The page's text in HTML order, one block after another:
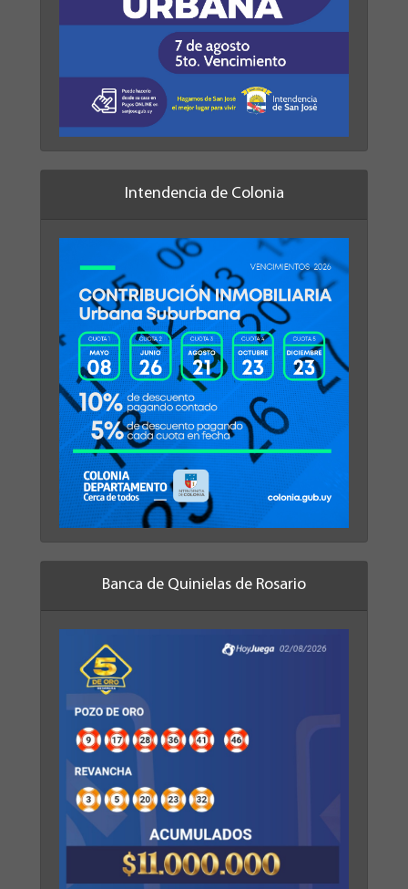
Intendencia de Colonia
Banca de Quinielas de Rosario